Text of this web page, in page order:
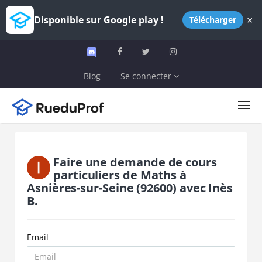
Disponible sur Google play ! Télécharger ×
Blog Se connecter
Faire une demande de cours
particuliers de Mathsà
Asnières-sur-Seine(92600) avecInès
B.
Email